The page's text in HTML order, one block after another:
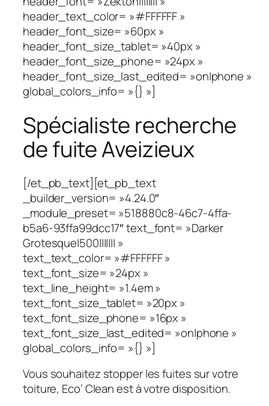
header_text_color= »#FFFFFF »
header_font_size= »60px »
header_font_size_tablet= »40px »
header_font_size_phone= »24px »
header_font_size_last_edited= »on|phone »
global_colors_info= »{} »]
Spécialiste recherche
de fuite Aveizieux
[/et_pb_text][et_pb_text
_builder_version= »4.24.0″
_module_preset= »518880c8-46c7-4ffa-
b5a6-93ffa99dcc17″ text_font= »Darker
Grotesque|500||||||| »
text_text_color= »#FFFFFF »
text_font_size= »24px »
text_line_height= »1.4em »
text_font_size_tablet= »20px »
text_font_size_phone= »16px »
text_font_size_last_edited= »on|phone »
global_colors_info= »{} »]
Vous souhaitez stopper les fuites sur votre
toiture, Eco’ Clean est à votre disposition.